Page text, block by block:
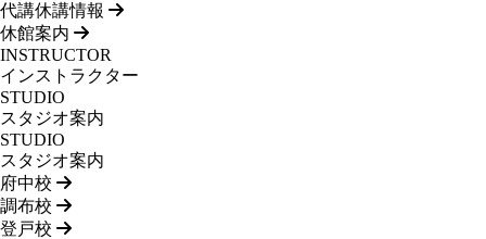
代講休講情報
休館案内
INSTRUCTOR
インストラクター
STUDIO
スタジオ案内
STUDIO
スタジオ案内
府中校
調布校
登戸校